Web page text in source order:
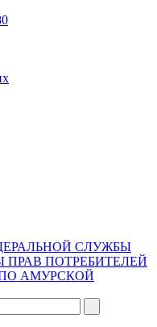
СЛУЖБЫ
ПОТРЕБИТЕЛЕЙ
АМУРСКОЙ